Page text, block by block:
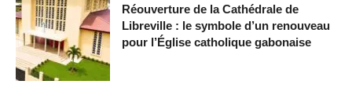
Réouverture de la Cathédrale de
Libreville : le symbole d’un renouveau
pour l’Église catholique gabonaise